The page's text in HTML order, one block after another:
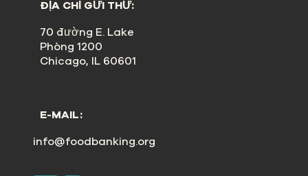
ĐỊA CHỈ GỬI THƯ:
70 đường E. Lake
Phòng 1200
Chicago, IL 60601
E-MAIL:
info@foodbanking.org